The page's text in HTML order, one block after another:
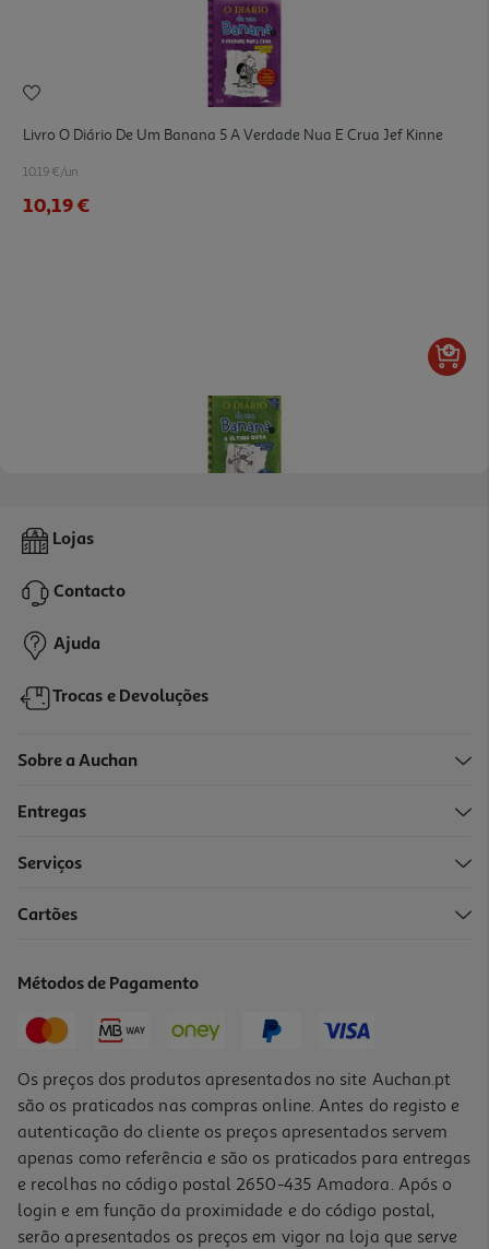
Livro O Diário De Um Banana 5 A Verdade Nua E Crua Jef Kinne
10.19 €/un
10,19 €
Livro O Diário De Um Banana 3 - Jeff Kinney
10,19 €
-40%
Lojas
Contacto
Ajuda
Trocas e Devoluções
Sobre a Auchan
Entregas
Serviços
Cartões
Métodos de Pagamento
Os preços dos produtos apresentados no site Auchan.pt
são os praticados nas compras online. Antes do registo e
autenticação do cliente os preços apresentados servem
apenas como referência e são os praticados para entregas
e recolhas no código postal 2650-435 Amadora. Após o
login e em função da proximidade e do código postal,
serão apresentados os preços em vigor na loja que serve